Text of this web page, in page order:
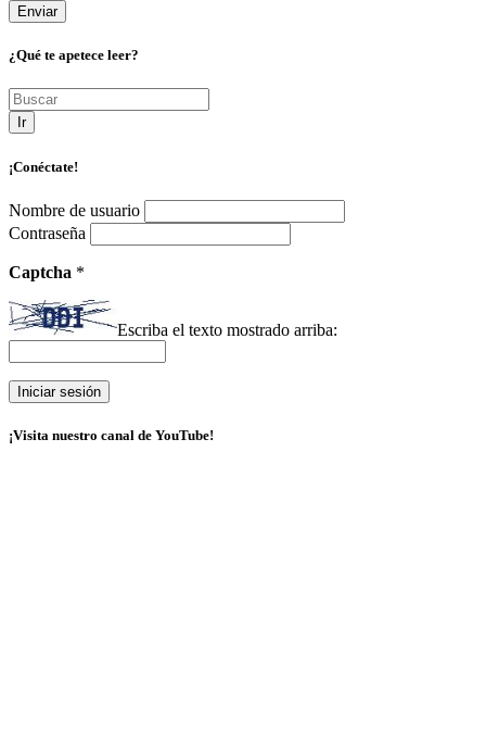
¿Qué te apetece leer?
Ir
¡Conéctate!
Nombre de usuario
Contraseña
Captcha *
Escriba el texto mostrado arriba:
¡Visita nuestro canal de YouTube!